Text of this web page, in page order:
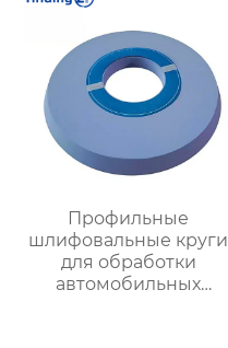
Профильные
шлифовальные круги
для обработки
автомобильных